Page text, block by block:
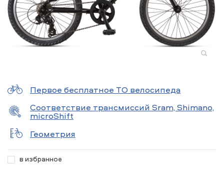
Первое бесплатное ТО велосипеда
Соответствие трансмиссий Sram, Shimano,
microShift
Геометрия
в избранное